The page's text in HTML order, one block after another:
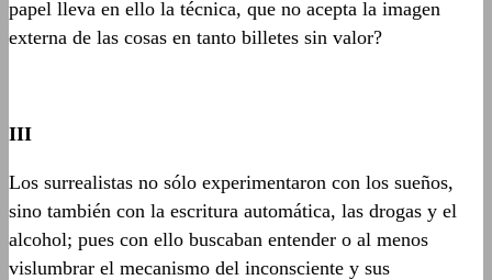
papel lleva en ello la técnica, que no acepta la imagen
externa de las cosas en tanto billetes sin valor?
III
Los surrealistas no sólo experimentaron con los sueños,
sino también con la escritura automática, las drogas y el
alcohol; pues con ello buscaban entender o al menos
vislumbrar el mecanismo del inconsciente y sus